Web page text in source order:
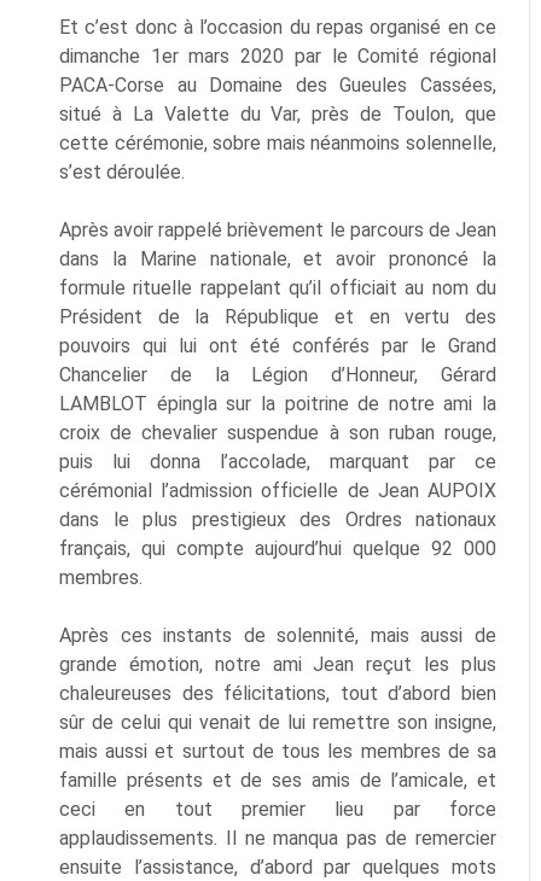
Et c’est donc à l’occasion du repas organisé en ce
dimanche 1er mars 2020 par le Comité régional
PACA-Corse au Domaine des Gueules Cassées,
situé à La Valette du Var, près de Toulon, que
cette cérémonie, sobre mais néanmoins solennelle,
s’est déroulée.
Après avoir rappelé brièvement le parcours de Jean
dans la Marine nationale, et avoir prononcé la
formule rituelle rappelant qu’il officiait au nom du
Président de la République et en vertu des
pouvoirs qui lui ont été conférés par le Grand
Chancelier de la Légion d’Honneur, Gérard
LAMBLOT épingla sur la poitrine de notre ami la
croix de chevalier suspendue à son ruban rouge,
puis lui donna l’accolade, marquant par ce
cérémonial l’admission officielle de Jean AUPOIX
dans le plus prestigieux des Ordres nationaux
français, qui compte aujourd’hui quelque 92 000
membres.
Après ces instants de solennité, mais aussi de
grande émotion, notre ami Jean reçut les plus
chaleureuses des félicitations, tout d’abord bien
sûr de celui qui venait de lui remettre son insigne,
mais aussi et surtout de tous les membres de sa
famille présents et de ses amis de l’amicale, et
ceci en tout premier lieu par force
applaudissements. Il ne manqua pas de remercier
ensuite l’assistance, d’abord par quelques mots